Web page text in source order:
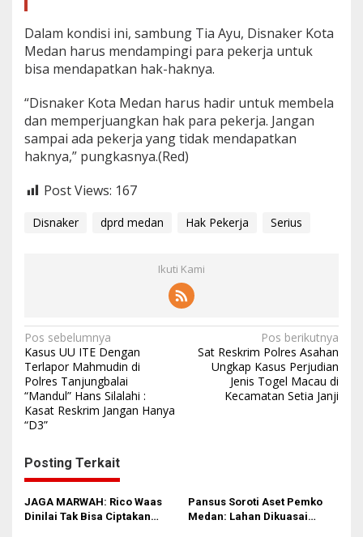
Dalam kondisi ini, sambung Tia Ayu, Disnaker Kota
Medan harus mendampingi para pekerja untuk
bisa mendapatkan hak-haknya.
“Disnaker Kota Medan harus hadir untuk membela
dan memperjuangkan hak para pekerja. Jangan
sampai ada pekerja yang tidak mendapatkan
haknya,” pungkasnya.(Red)
Post Views: 167
Disnaker dprd medan Hak Pekerja Serius
Ikuti Kami
N
a
v
i
g
a
s
i
p
Pos sebelumnya
Kasus UU ITE Dengan
Terlapor Mahmudin di
Polres Tanjungbalai
“Mandul” Hans Silalahi :
Kasat Reskrim Jangan Hanya
“D3”
Pos berikutnya
Sat Reskrim Polres Asahan
Ungkap Kasus Perjudian
Jenis Togel Macau di
Kecamatan Setia Janji
Posting Terkait
JAGA MARWAH: Rico Waas
Dinilai Tak Bisa Ciptakan
Pansus Soroti Aset Pemko
Medan: Lahan Dikuasai